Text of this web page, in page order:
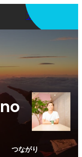
アプリを使う
つながり